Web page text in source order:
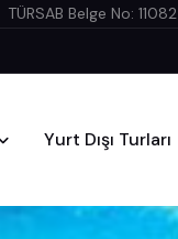
TÜRSAB Belge No: 11082
Yurt Dışı Turları